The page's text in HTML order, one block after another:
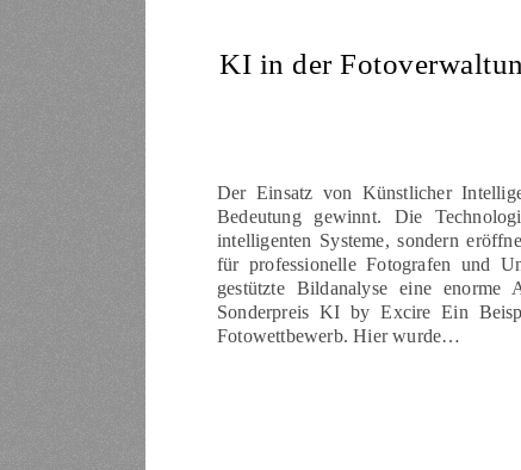
KI in der
Der Einsatz von Künstlicher
Bedeutung gewinnt. Die
intelligenten Systeme, sondern
für professionelle Fotografen und
gestützte Bildanalyse eine enorme
Sonderpreis KI by Excire Ein
Fotowettbewerb. Hier wurde…